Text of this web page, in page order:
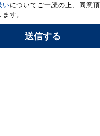
いについてご一読の上、同意
す。